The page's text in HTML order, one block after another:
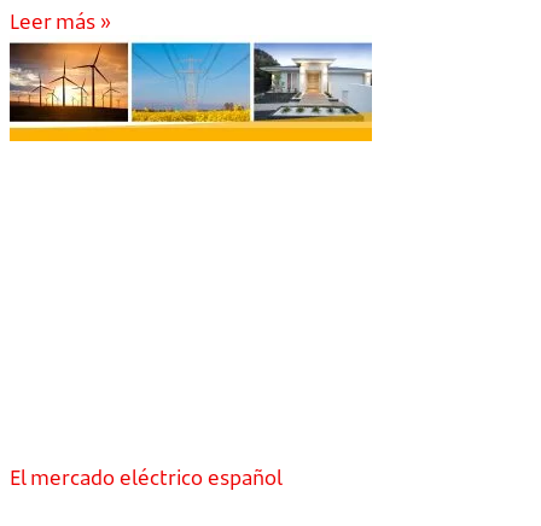
Leer más »
El mercado eléctrico español